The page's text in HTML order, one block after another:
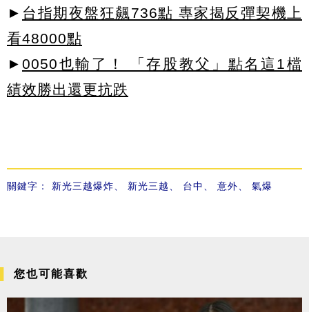
► 台指期夜盤狂飆736點 專家揭反彈契機上
看48000點
► 0050也輸了！ 「存股教父」點名這1檔
績效勝出還更抗跌
關鍵字： 新光三越爆炸 新光三越 台中 意外 氣爆
您也可能喜歡